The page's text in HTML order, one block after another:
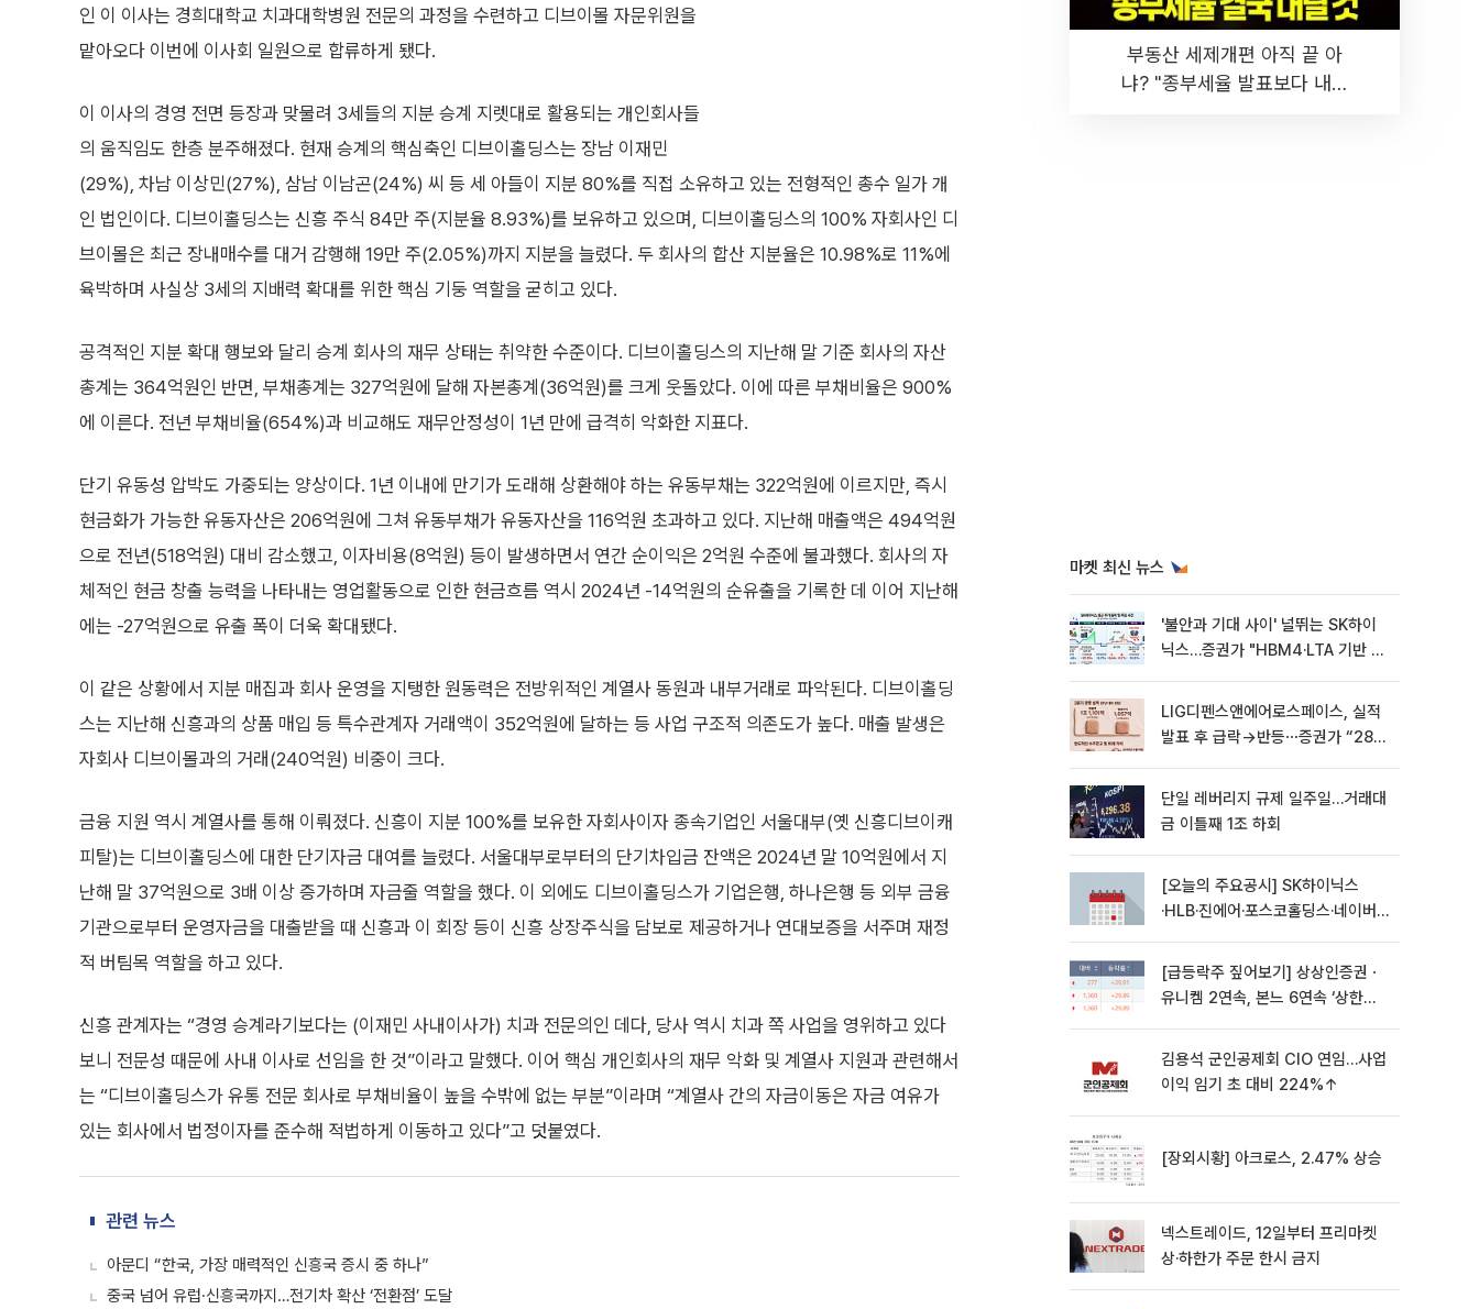
인 이 이사는 경희대학교 치과대학병원 전문의 과정을 수련하고 디브이몰 자문위원을
맡아오다 이번에 이사회 일원으로 합류하게 됐다.
이 이사의 경영 전면 등장과 맞물려 3세들의 지분 승계 지렛대로 활용되는 개인회사들
의 움직임도 한층 분주해졌다. 현재 승계의 핵심축인 디브이홀딩스는 장남 이재민
(29%), 차남 이상민(27%), 삼남 이남곤(24%) 씨 등 세 아들이 지분 80%를 직접 소유하고 있는 전형적인 총수 일가 개
인 법인이다. 디브이홀딩스는 신흥 주식 84만 주(지분율 8.93%)를 보유하고 있으며, 디브이홀딩스의 100% 자회사인 디
브이몰은 최근 장내매수를 대거 감행해 19만 주(2.05%)까지 지분을 늘렸다. 두 회사의 합산 지분율은 10.98%로 11%에
육박하며 사실상 3세의 지배력 확대를 위한 핵심 기둥 역할을 굳히고 있다.
공격적인 지분 확대 행보와 달리 승계 회사의 재무 상태는 취약한 수준이다. 디브이홀딩스의 지난해 말 기준 회사의 자산
총계는 364억원인 반면, 부채총계는 327억원에 달해 자본총계(36억원)를 크게 웃돌았다. 이에 따른 부채비율은 900%
에 이른다. 전년 부채비율(654%)과 비교해도 재무안정성이 1년 만에 급격히 악화한 지표다.
단기 유동성 압박도 가중되는 양상이다. 1년 이내에 만기가 도래해 상환해야 하는 유동부채는 322억원에 이르지만, 즉시
현금화가 가능한 유동자산은 206억원에 그쳐 유동부채가 유동자산을 116억원 초과하고 있다. 지난해 매출액은 494억원
으로 전년(518억원) 대비 감소했고, 이자비용(8억원) 등이 발생하면서 연간 순이익은 2억원 수준에 불과했다. 회사의 자
체적인 현금 창출 능력을 나타내는 영업활동으로 인한 현금흐름 역시 2024년 -14억원의 순유출을 기록한 데 이어 지난해
에는 -27억원으로 유출 폭이 더욱 확대됐다.
이 같은 상황에서 지분 매집과 회사 운영을 지탱한 원동력은 전방위적인 계열사 동원과 내부거래로 파악된다. 디브이홀딩
스는 지난해 신흥과의 상품 매입 등 특수관계자 거래액이 352억원에 달하는 등 사업 구조적 의존도가 높다. 매출 발생은
자회사 디브이몰과의 거래(240억원) 비중이 크다.
금융 지원 역시 계열사를 통해 이뤄졌다. 신흥이 지분 100%를 보유한 자회사이자 종속기업인 서울대부(옛 신흥디브이캐
피탈)는 디브이홀딩스에 대한 단기자금 대여를 늘렸다. 서울대부로부터의 단기차입금 잔액은 2024년 말 10억원에서 지
난해 말 37억원으로 3배 이상 증가하며 자금줄 역할을 했다. 이 외에도 디브이홀딩스가 기업은행, 하나은행 등 외부 금융
기관으로부터 운영자금을 대출받을 때 신흥과 이 회장 등이 신흥 상장주식을 담보로 제공하거나 연대보증을 서주며 재정
적 버팀목 역할을 하고 있다.
신흥 관계자는 “경영 승계라기보다는 (이재민 사내이사가) 치과 전문의인 데다, 당사 역시 치과 쪽 사업을 영위하고 있다
보니 전문성 때문에 사내 이사로 선임을 한 것”이라고 말했다. 이어 핵심 개인회사의 재무 악화 및 계열사 지원과 관련해서
는 “디브이홀딩스가 유통 전문 회사로 부채비율이 높을 수밖에 없는 부분”이라며 “계열사 간의 자금이동은 자금 여유가
있는 회사에서 법정이자를 준수해 적법하게 이동하고 있다”고 덧붙였다.
관련 뉴스
아문디 “한국, 가장 매력적인 신흥국 증시 중 하나”
중국 넘어 유럽·신흥국까지…전기차 확산 ‘전환점’ 도달
부동산 세제개편 아직 끝 아
냐? "종부세율 발표보다 내릴
마켓 최신 뉴스
'불안과 기대 사이' 널뛰는 SK하이
닉스…증권가 "HBM4·LTA 기반 펀
LIG디펜스앤에어로스페이스, 실적
발표 후 급락→반등⋯증권가 “28년
단일 레버리지 규제 일주일…거래대
금 이틀째 1조 하회
[오늘의 주요공시] SK하이닉스
·HLB·진에어·포스코홀딩스·네이버·
[급등락주 짚어보기] 상상인증권ㆍ
유니켐 2연속, 본느 6연속 ‘상한
김용석 군인공제회 CIO 연임…사업
이익 임기 초 대비 224%↑
[장외시황] 아크로스, 2.47% 상승
넥스트레이드, 12일부터 프리마켓
상·하한가 주문 한시 금지